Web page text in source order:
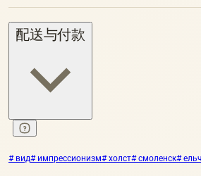
配送与付款
# вид# импрессионизм# холст# смоленск#